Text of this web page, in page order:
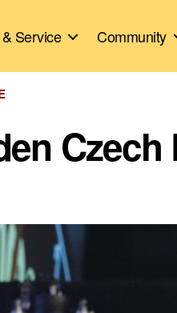
Service Community
Czech